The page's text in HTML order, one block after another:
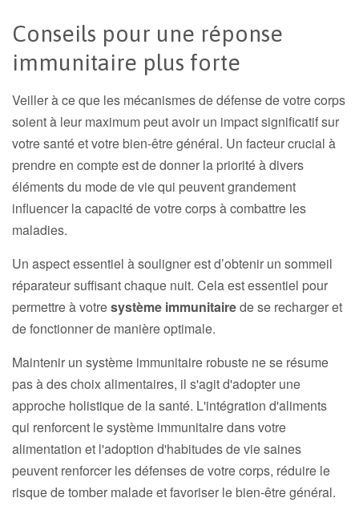
Conseils pour une réponse
immunitaire plus forte
Veiller à ce que les mécanismes de défense de votre corps
soient à leur maximum peut avoir un impact significatif sur
votre santé et votre bien-être général. Un facteur crucial à
prendre en compte est de donner la priorité à divers
éléments du mode de vie qui peuvent grandement
influencer la capacité de votre corps à combattre les
maladies.
Un aspect essentiel à souligner est d’obtenir un sommeil
réparateur suffisant chaque nuit. Cela est essentiel pour
permettre à votresystème immunitairede se recharger et
de fonctionner de manière optimale.
Maintenir un système immunitaire robuste ne se résume
pas à des choix alimentaires, il s'agit d'adopter une
approche holistique de la santé. L'intégration d'aliments
qui renforcent le système immunitaire dans votre
alimentation et l'adoption d'habitudes de vie saines
peuvent renforcer les défenses de votre corps, réduire le
risque de tomber malade et favoriser le bien-être général.